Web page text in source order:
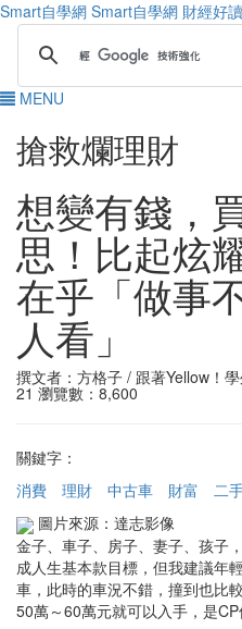
Smart自學網 Smart自學網 財經好讀
MENU
搶救爛理財
想變有錢，
思！比起炫
在乎「做事
人看」
撰文者：方格子 / 跟著Yellow！
21 瀏覽數：8,600
關鍵字：
消費
理財 中古車 財富
二
圖片來源：達志影像
金子、車子、房子、妻子、孩子
成人生基本款目標，但我建議年
車，此時的車況不錯，撞到也比
50萬～60萬元就可以入手，是CP